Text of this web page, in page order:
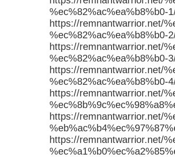
%ec%82%ac%ea%b8%b0-
https://remnantwarrior.net/
%ec%82%ac%ea%b8%b0-
https://remnantwarrior.net/
%ec%82%ac%ea%b8%b0-
https://remnantwarrior.net/
%ec%82%ac%ea%b8%b0-
https://remnantwarrior.net/
https://remnantwarrior.net/
https://remnantwarrior.net/